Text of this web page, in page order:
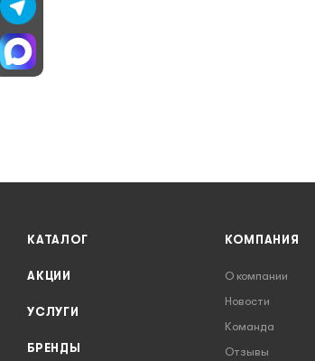
КАТАЛОГ
АКЦИИ
УСЛУГИ
БРЕНДЫ
КОМПАНИЯ
О компании
Новости
Команда
Отзывы